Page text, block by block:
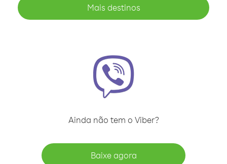
Mais destinos
Ainda não tem o Viber?
Baixe agora